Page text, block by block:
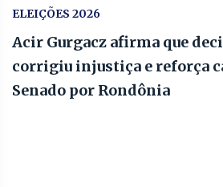
ELEIÇÕES 2026
Acir Gurgacz afirma que
corrigiu injustiça e reforça
Senado por Rondônia